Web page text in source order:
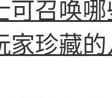
可召唤
家珍藏